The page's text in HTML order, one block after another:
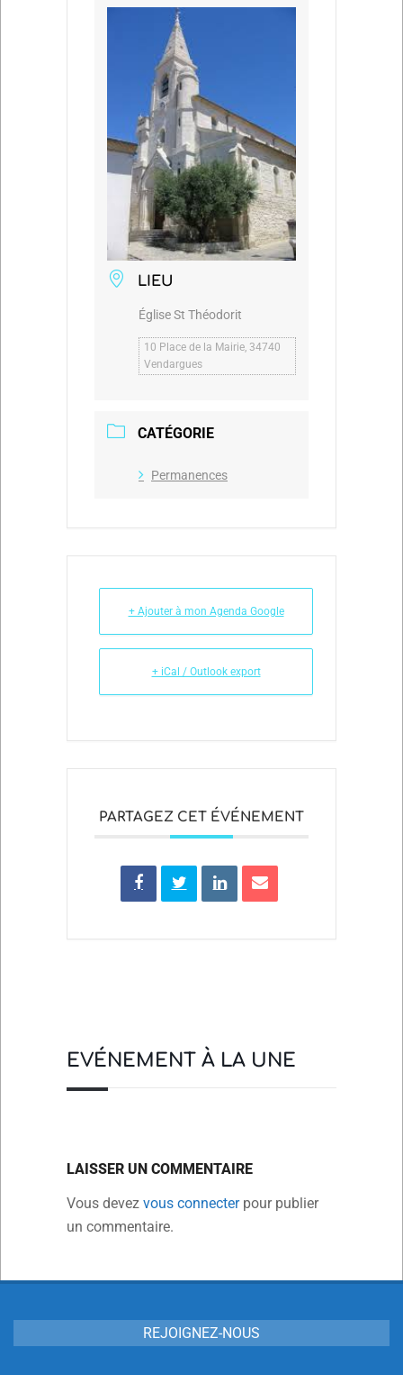
LIEU
Église St Théodorit
10 Place de la Mairie, 34740
Vendargues
CATÉGORIE
Permanences
+ Ajouter à mon Agenda Google
+ iCal / Outlook export
PARTAGEZ CET ÉVÉNEMENT
EVÉNEMENT À LA UNE
LAISSER UN COMMENTAIRE
Vous devez vous connecterpour publier
un commentaire.
REJOIGNEZ-NOUS